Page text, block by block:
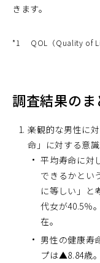
きます。
*1 QOL（Quality of
調査結果のま
楽観的な男性に
命」に対する意
平均寿命に対
できるかとい
に等しい」と
代女が40.5％
在。
男性の健康寿
プは▲8.84歳